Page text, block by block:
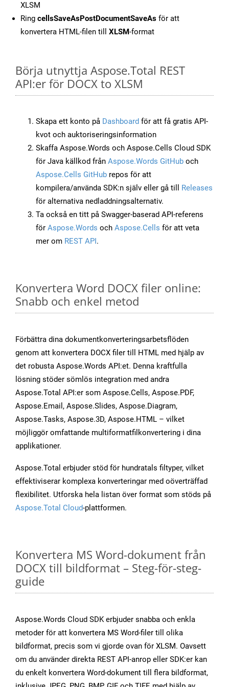
XLSM
Ring cellsSaveAsPostDocumentSaveAs för att
konvertera HTML-filen till XLSM-format
Börja utnyttja Aspose.Total REST
API:er för DOCX to XLSM
Skapa ett konto på Dashboard för att få gratis API-
kvot och auktoriseringsinformation
Skaffa Aspose.Words och Aspose.Cells Cloud SDK
för Java källkod från Aspose.Words GitHub och
Aspose.Cells GitHub repos för att
kompilera/använda SDK:n själv eller gå till Releases
för alternativa nedladdningsalternativ.
Ta också en titt på Swagger-baserad API-referens
för Aspose.Words och Aspose.Cells för att veta
mer om REST API.
Konvertera Word DOCX filer online:
Snabb och enkel metod
Förbättra dina dokumentkonverteringsarbetsflöden
genom att konvertera DOCX filer till HTML med hjälp av
det robusta Aspose.Words API:et. Denna kraftfulla
lösning stöder sömlös integration med andra
Aspose.Total API:er som Aspose.Cells, Aspose.PDF,
Aspose.Email, Aspose.Slides, Aspose.Diagram,
Aspose.Tasks, Aspose.3D, Aspose.HTML – vilket
möjliggör omfattande multiformatfilkonvertering i dina
applikationer.
Aspose.Total erbjuder stöd för hundratals filtyper, vilket
effektiviserar komplexa konverteringar med oöverträffad
flexibilitet. Utforska hela listan över format som stöds på
Aspose.Total Cloud-plattformen.
Konvertera MS Word-dokument från
DOCX till bildformat – Steg-för-steg-
guide
Aspose.Words Cloud SDK erbjuder snabba och enkla
metoder för att konvertera MS Word-filer till olika
bildformat, precis som vi gjorde ovan för XLSM. Oavsett
om du använder direkta REST API-anrop eller SDK:er kan
du enkelt konvertera Word-dokument till flera bildformat,